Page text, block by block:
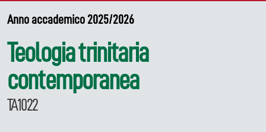
Anno accademico 2025/2026
Teologia trinitaria
contemporanea
TA1022